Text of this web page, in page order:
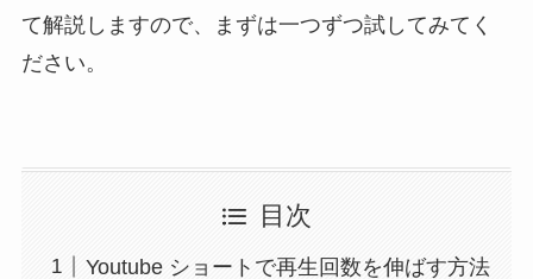
て解説しますので、まずは一つずつ試してみてく
ださい。
目次
Youtube ショートで再生回数を伸ばす方法